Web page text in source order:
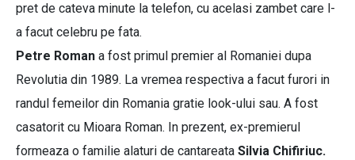
pret de cateva minute la telefon, cu acelasi zambet care l-
a facut celebru pe fata.
Petre Roman a fost primul premier al Romaniei dupa
Revolutia din 1989. La vremea respectiva a facut furori in
randul femeilor din Romania gratie look-ului sau. A fost
casatorit cu Mioara Roman. In prezent, ex-premierul
formeaza o familie alaturi de cantareata Silvia Chifiriuc.